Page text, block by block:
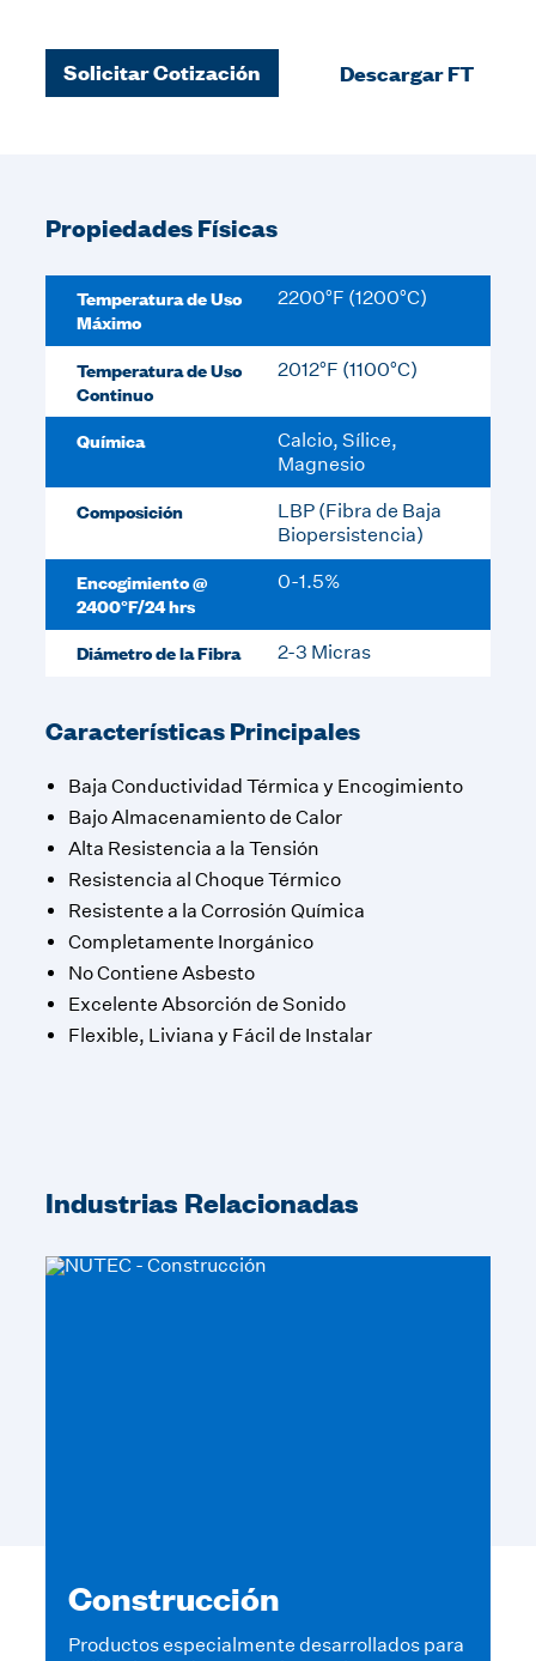
Solicitar Cotización Descargar FT
Propiedades Físicas
Temperatura de Uso
Máximo
2200°F (1200°C)
Temperatura de Uso
Continuo
2012°F (1100°C)
Química
Calcio, Sílice,
Magnesio
Composición
LBP (Fibra de Baja
Biopersistencia)
Encogimiento @
2400°F/24 hrs
0-1.5%
Diámetro de la Fibra 2-3 Micras
Características Principales
Baja Conductividad Térmica y Encogimiento
Bajo Almacenamiento de Calor
Alta Resistencia a la Tensión
Resistencia al Choque Térmico
Resistente a la Corrosión Química
Completamente Inorgánico
No Contiene Asbesto
Excelente Absorción de Sonido
Flexible, Liviana y Fácil de Instalar
Industrias Relacionadas
Construcción
Productos especialmente desarrollados para